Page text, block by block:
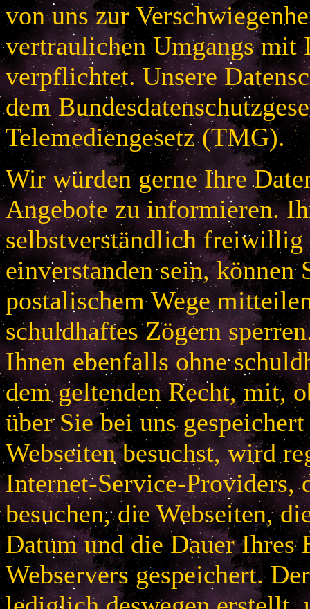
von uns zur
vertraulichen Umgangs mit
verpflichtet. Unsere
dem
Telemediengesetz (TMG).
Wir würden gerne Ihre
Angebote zu informieren.
selbstverständlich
einverstanden sein, können
postalischem Wege
schuldhaftes Zögern
Ihnen ebenfalls ohne
dem geltenden Recht, mit,
über Sie bei uns
Webseiten besuchst, wird
Internet-Service-Providers,
besuchen, die Webseiten,
Datum und die Dauer Ihres
Webservers gespeichert.